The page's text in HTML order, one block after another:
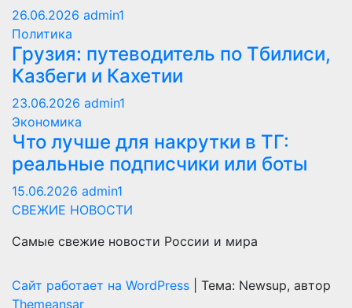
26.06.2026 admin1
Политика
Грузия: путеводитель по Тбилиси,
Казбеги и Кахетии
23.06.2026 admin1
Экономика
Что лучше для накрутки в ТГ:
реальные подписчики или боты
15.06.2026 admin1
СВЕЖИЕ НОВОСТИ
Самые свежие новости России и мира
Сайт работает на WordPress
Тема: Newsup, автор
Themeansar